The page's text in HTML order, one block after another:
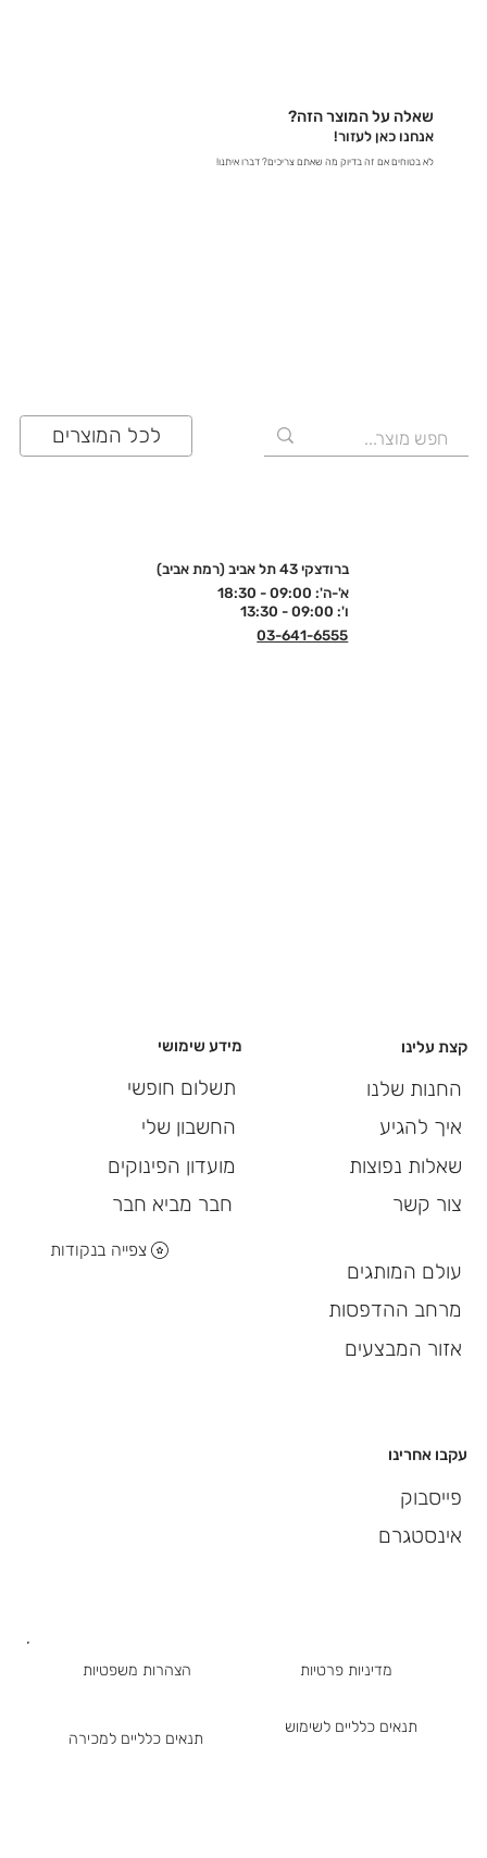
ולוודא שתעשו את הבחירה הנכונה!
שאלה על המוצר הזה?
אנחנו כאן לעזור!
לא בטוחים אם זה בדיוק מה שאתם צריכים? דברו איתנו!
לכל המוצרים
ברודצקי 43 תל אביב (רמת אביב)
א'-ה': 09:00 - 18:30
ו': 09:00 - 13:30
03-641-6555
מידע שימושי
תשלום חופשי
החשבון שלי
מועדון הפינוקים
חבר מביא חבר
צפייה בנקודות
עקבו אחרינו
פייסבוק
אינסטגרם
קצת עלינו
החנות שלנו
איך להגיע
שאלות נפוצות
צור קשר
עולם המותגים
מרחב ההדפסות
אזור המבצעים
מדיניות פרטיות
תנאים כלליים למכירה
תנאים כלליים לשימוש
הצהרות משפטיות